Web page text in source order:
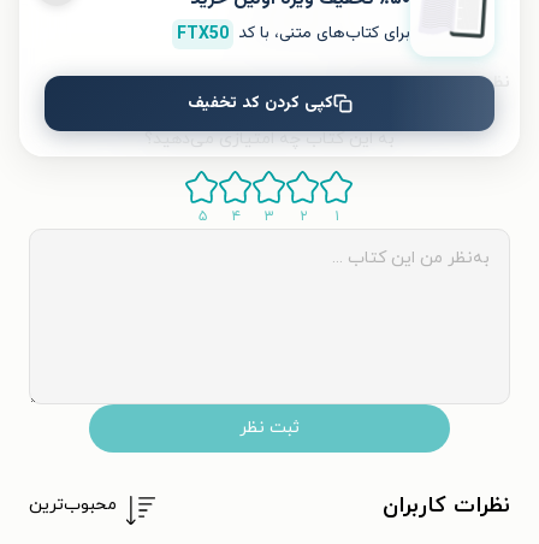
قیمت کتاب تومان
نظر شما دربارهٔ این کتاب
به این کتاب چه امتیازی می‌دهید؟
۱ ۲ ۳ ۴ ۵
ثبت نظر
نظرات کاربران محبوب‌ترین
برای کتاب‌های متنی، با کد FTX50
کپی کردن کد تخفیف